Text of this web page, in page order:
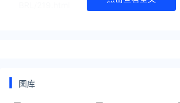
图库